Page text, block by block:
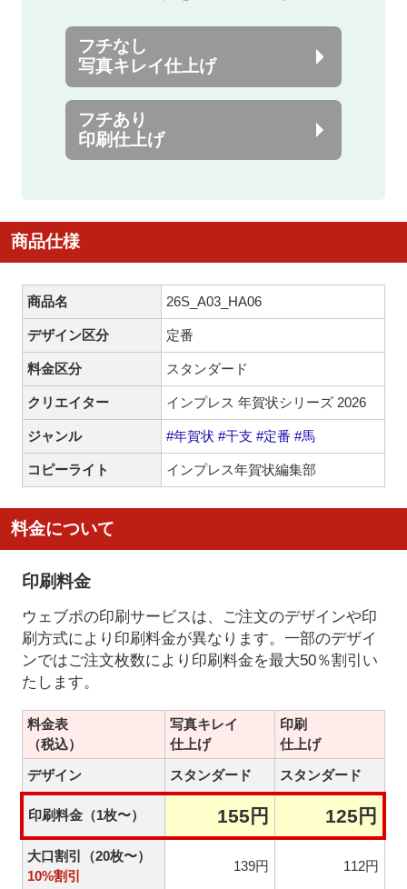
フチなし
写真キレイ仕上げ
フチあり
印刷仕上げ
商品仕様
商品名 26S_A03_HA06
デザイン区分 定番
料金区分 スタンダード
クリエイター インプレス 年賀状シリーズ 2026
ジャンル #年賀状 #干支 #定番 #馬
コピーライト インプレス年賀状編集部
料金について
印刷料金
ウェブポの印刷サービスは、ご注文のデザインや印
刷方式により印刷料金が異なります。一部のデザイ
ンではご注文枚数により印刷料金を最大50％割引い
たします。
料金表
（税込）
写真キレイ
仕上げ
印刷
仕上げ
デザイン
スタンダード スタンダード
印刷料金（1枚〜） 155円 125円
大口割引（20枚〜）
10%割引
139円 112円